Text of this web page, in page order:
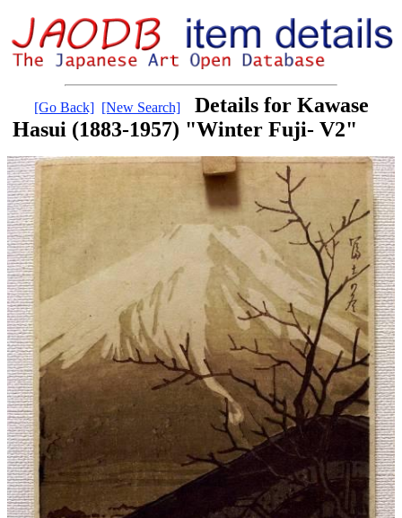
[Go Back] [New Search]
Details for Kawase
Hasui (1883-1957) "Winter Fuji- V2"